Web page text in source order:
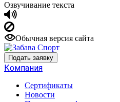
Озвучивание текста
Обычная версия сайта
Подать заявку
Компания
Сертификаты
Новости